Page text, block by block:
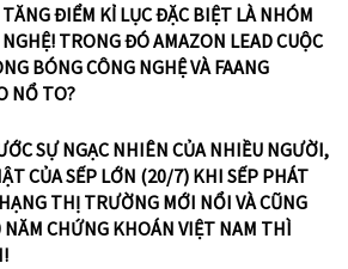
ĐIỂM KỈ LỤC ĐẶC BIỆT LÀ NHÓM
TRONG ĐÓ AMAZON LEAD CUỘC
BÓNG CÔNG NGHỆ VÀ FAANG
NỔ TO?
SỰ NGẠC NHIÊN CỦA NHIỀU NGƯỜI,
CỦA SẾP LỚN (20/7) KHI SẾP PHÁT
THỊ TRƯỜNG MỚI NỔI VÀ CŨNG
CHỨNG KHOÁN VIỆT NAM THÌ